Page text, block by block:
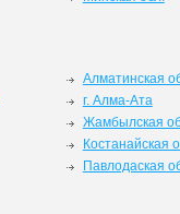
Алматинская
г. Алма-Ата
Жамбылская
Костанайская
Павлодаская